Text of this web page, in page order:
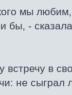
мы
бы, -
в
не